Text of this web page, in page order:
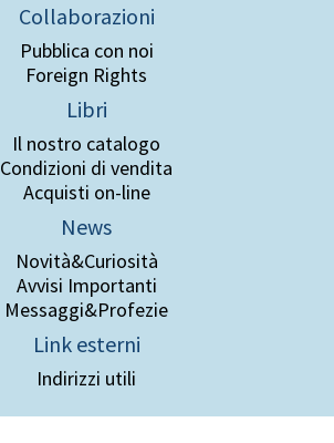
Collaborazioni
Pubblica con noi
Foreign Rights
Libri
Il nostro catalogo
Condizioni di vendita
Acquisti on-line
News
Novità&Curiosità
Avvisi Importanti
Messaggi&Profezie
Link esterni
Indirizzi utili